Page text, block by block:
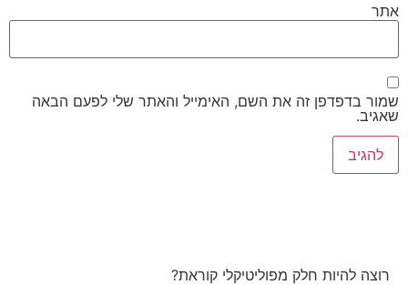
אתר
שמור בדפדפן זה את השם, האימייל והאתר שלי לפעם הבאה
שאגיב.
רוצה להיות חלק מפוליטיקלי קוראת?